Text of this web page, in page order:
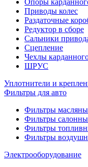
Опоры
Приводы колес
Раздаточные
Редуктор в сборе
Сальники
Сцепление
Чехлы
ШРУС
Уплотнители и
Фильтры для авто
Фильтры
Фильтры
Фильтры
Фильтры
Электрооборудование